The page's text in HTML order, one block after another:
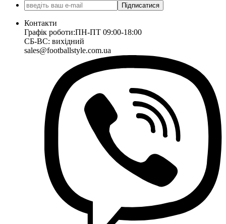
Підписатися
Контакти
Графік роботи:ПН-ПТ 09:00-18:00
СБ-ВС: вихідний
sales@footballstyle.com.ua